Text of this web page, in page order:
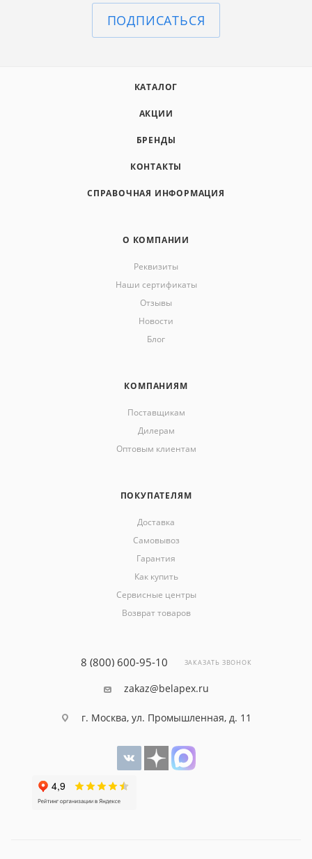
ПОДПИСАТЬСЯ
КАТАЛОГ
АКЦИИ
БРЕНДЫ
КОНТАКТЫ
СПРАВОЧНАЯ ИНФОРМАЦИЯ
О КОМПАНИИ
Реквизиты
Наши сертификаты
Отзывы
Новости
Блог
КОМПАНИЯМ
Поставщикам
Дилерам
Оптовым клиентам
ПОКУПАТЕЛЯМ
Доставка
Самовывоз
Гарантия
Как купить
Сервисные центры
Возврат товаров
8 (800) 600-95-10 ЗАКАЗАТЬ ЗВОНОК
zakaz@belapex.ru
г. Москва, ул. Промышленная, д. 11